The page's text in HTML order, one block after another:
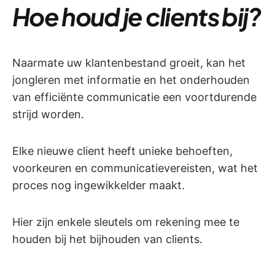
Hoe houd je clients bij?
Naarmate uw klantenbestand groeit, kan het
jongleren met informatie en het onderhouden
van efficiënte communicatie een voortdurende
strijd worden.
Elke nieuwe client heeft unieke behoeften,
voorkeuren en communicatievereisten, wat het
proces nog ingewikkelder maakt.
Hier zijn enkele sleutels om rekening mee te
houden bij het bijhouden van clients.